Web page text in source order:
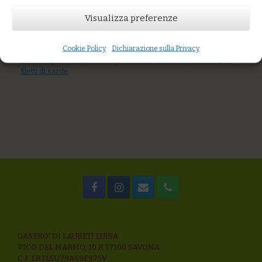
Visualizza preferenze
Cookie Policy Dichiarazione sulla Privacy
AGGIUNGI AL CARRELLO
Riso “residuo zero” ai broccoli e scamorza
filetti di sarde
GASTRO’ DI LAURETI LUISA
VICO DEL MARMO, 10 R 17100 SAVONA
C.F. LRTLSU79A69E975V